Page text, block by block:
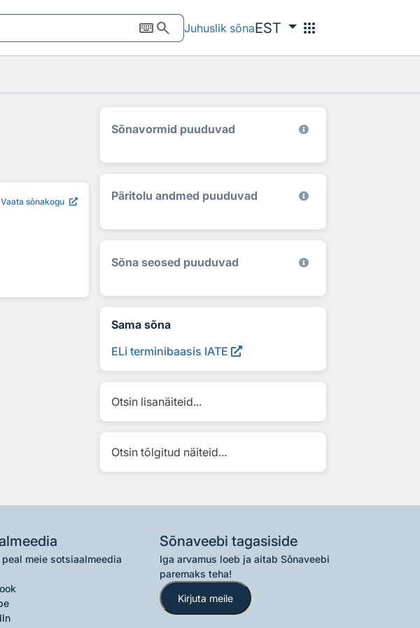
keyboardsearch Juhuslik sõnaEST apps
Vaata sõnakogu
Sõnavormid puuduvad
Päritolu andmed puuduvad
Sõna seosed puuduvad
Sama sõna
ELi terminibaasis IATE
Otsin lisanäiteid...
Otsin tõlgitud näiteid...
meie sotsiaalmeedia
Sõnaveebi tagasiside
Iga arvamus loeb ja aitab Sõnaveebi
paremaks teha!
Kirjuta meile